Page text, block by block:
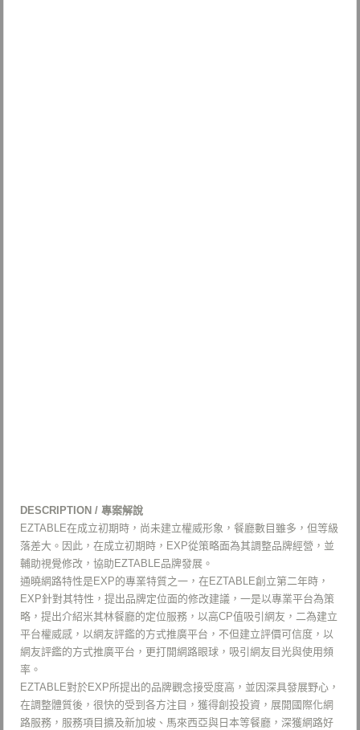
DESCRIPTION / 專案解說
EZTABLE在成立初期時，尚未建立權威形象，餐廳數目雖多，但等級
落差大。因此，在成立初期時，EXP從策略面為其調整品牌經營，並
輔助視覺修改，協助EZTABLE品牌發展。
通曉網路特性是EXP的專業特質之一，在EZTABLE創立第二年時，
EXP針對其特性，提出品牌定位面的修改建議，一是以專業平台為策
略，提出介紹米其林餐廳的定位服務，以高CP值吸引網友，二為建立
平台權威感，以網友評鑑的方式推廣平台，不但建立評價可信度，以
網友評鑑的方式推廣平台，更打開網路眼球，吸引網友目光與使用頻
率。
EZTABLE對於EXP所提出的品牌觀念接受度高，並因深具發展野心，
在調整體質後，很快的受到各方注目，獲得創投投資，展開國際化網
路服務，服務項目擴及新加坡、馬來西亞與日本等餐廳，深獲網路好